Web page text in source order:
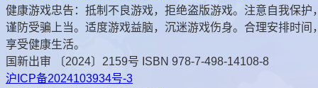
健康游戏忠告：抵制不良游戏，拒绝盗版游戏。注意自我保护
谨防受骗上当。适度游戏益脑，沉迷游戏伤身。合理安排时间
享受健康生活。
国新出审 〔2024〕2159号 ISBN 978-7-498-14108-8
沪ICP备2024103934号-3